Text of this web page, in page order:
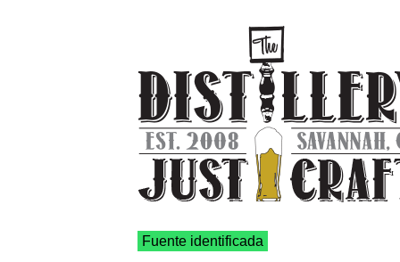
Fuente identificada